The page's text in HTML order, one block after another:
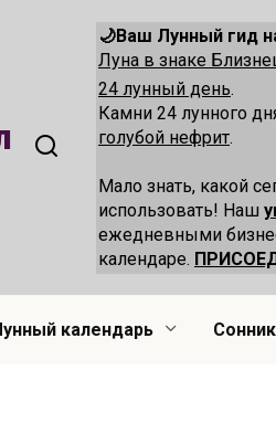
🌙Ваш Лунный гид
Луна в знаке
24 лунный день.
Камни 24 лунного
голубой нефрит.
Мало знать, какой
использовать! Наш
ежедневными
календаре.
календарь Сонник